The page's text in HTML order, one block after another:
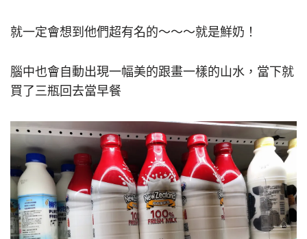
就一定會想到他們超有名的～～～就是鮮奶！
腦中也會自動出現一幅美的跟畫一樣的山水，當下就
買了三瓶回去當早餐